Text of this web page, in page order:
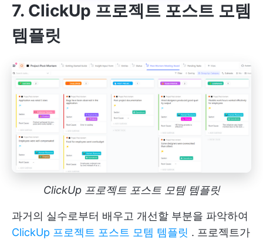
7. ClickUp 프로젝트 포스트 모템
템플릿
ClickUp 프로젝트 포스트 모템 템플릿
과거의 실수로부터 배우고 개선할 부분을 파악하여
ClickUp 프로젝트 포스트 모템 템플릿 . 프로젝트가